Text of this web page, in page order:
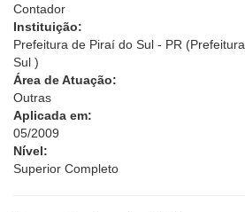
Contador
Instituição:
Prefeitura de Piraí do Sul - PR
Sul )
Área de Atuação:
Outras
Aplicada em:
05/2009
Nível:
Superior Completo